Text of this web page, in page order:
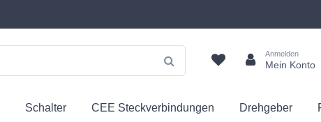
Anmelden
Mein Konto
Schalter CEE Steckverbindungen Drehgeber